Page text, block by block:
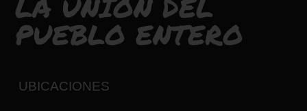
PUEBLO ENTERO
UBICACIONES